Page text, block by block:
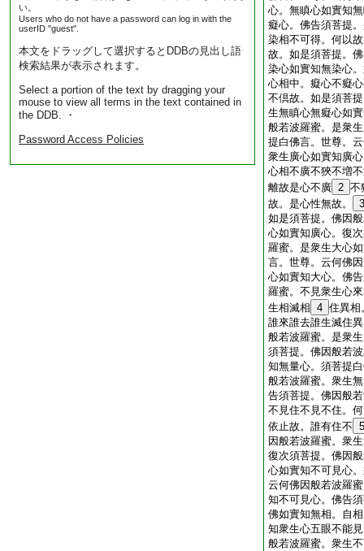
い。
Users who do not have a password can log in with the
userID "guest".
本文をドラッグして選択するとDDBの見出し語
検索結果が表示されます。
Select a portion of the text by dragging your
mouse to view all terms in the text contained in
the DDB. ・
Password Access Policies
心。無瞋心如實知
癡心。佛告須菩提
染相不可得。何以
故。如是須菩提。
染心如實知無染心
心相中。癡心不癡
不倶故。如是須菩
生無瞋心無癡心如
般若波羅蜜。是衆
提白佛言。世尊。
衆生廣心如實知廣
心相不廣不狹不増
離故是心不廣 2 不
故。是心性無故。
3
如是須菩提。佛因
心如實知廣心。復
羅蜜。是衆生大心
言。世尊。云何佛
心如實知大心。佛
羅蜜。不見衆生心
生相滅相 4 住異相
誰來誰去誰生滅住
般若波羅蜜。是衆
須菩提。佛因般若
知無量心。須菩提
般若波羅蜜。衆生
告須菩提。佛因般
不見住不見不住。
依止故。誰有住不 5
因般若波羅蜜。衆
復次須菩提。佛因
心如實知不可見心
云何佛因般若波羅
知不可見心。佛告
佛如實知無相。自
知衆生心五眼不能
般若波羅蜜。衆生